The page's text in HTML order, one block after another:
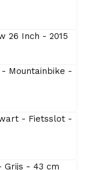
26 Inch - 2015
Mountainbike -
- Fietsslot -
Grijs - 43 cm